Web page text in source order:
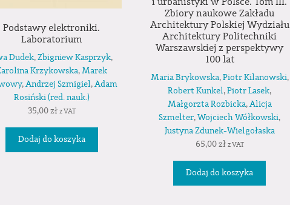
Podstawy elektroniki.
Laboratorium
Dudek,Zbigniew Kasprzyk,
Krzykowska,Marek
,Andrzej Szmigiel,Adam
Rosiński (red. nauk.)
35,00zł z VAT
Dodaj do koszyka
Zbiory naukowe Zakładu
Architektury Polskiej Wydziału
Architektury Politechniki
Warszawskiej z perspektywy
100 lat
Maria Brykowska,Piotr Kilanowski,
Robert Kunkel,Piotr Lasek,
Małgorzta Rozbicka,Alicja
Szmelter,Wojciech Wółkowski,
Justyna Zdunek-Wielgołaska
65,00zł z VAT
Dodaj do koszyka